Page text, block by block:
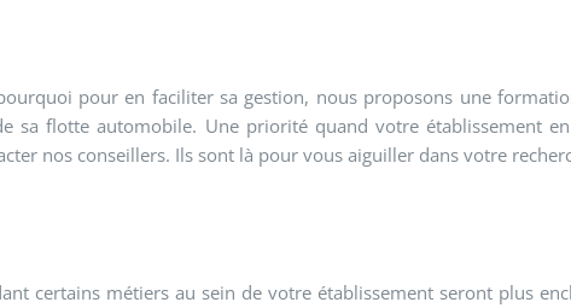
pour en faciliter sa gestion, nous proposons une
sa flotte automobile. Une priorité quand votre établissement
nos conseillers. Ils sont là pour vous aiguiller dans votre
certains métiers au sein de votre établissement seront plus